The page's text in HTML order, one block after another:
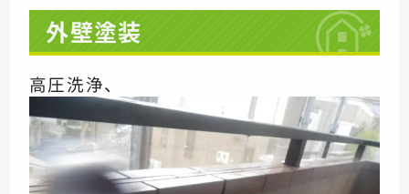
外壁塗装
高圧洗浄、